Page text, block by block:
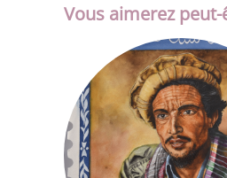
Vous aimerez